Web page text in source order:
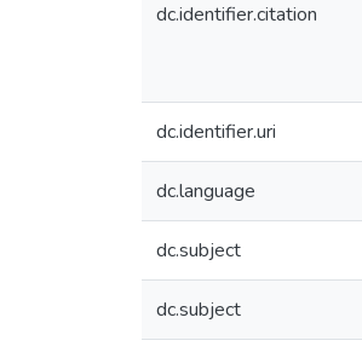
dc.identifier.citation
dc.identifier.uri
dc.language
dc.subject
dc.subject